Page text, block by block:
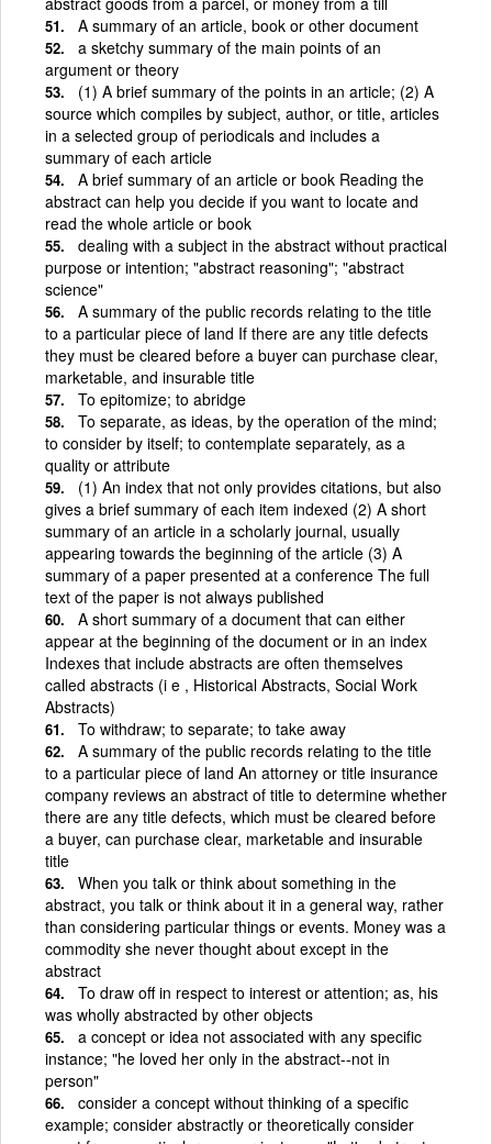
A summary of an article, book or other document
a sketchy summary of the main points of an
argument or theory
(1) A brief summary of the points in an article; (2) A
source which compiles by subject, author, or title, articles
in a selected group of periodicals and includes a
summary of each article
A brief summary of an article or book Reading the
abstract can help you decide if you want to locate and
read the whole article or book
dealing with a subject in the abstract without practical
purpose or intention; "abstract reasoning"; "abstract
science"
A summary of the public records relating to the title
to a particular piece of land If there are any title defects
they must be cleared before a buyer can purchase clear,
marketable, and insurable title
To epitomize; to abridge
To separate, as ideas, by the operation of the mind;
to consider by itself; to contemplate separately, as a
quality or attribute
(1) An index that not only provides citations, but also
gives a brief summary of each item indexed (2) A short
summary of an article in a scholarly journal, usually
appearing towards the beginning of the article (3) A
summary of a paper presented at a conference The full
text of the paper is not always published
A short summary of a document that can either
appear at the beginning of the document or in an index
Indexes that include abstracts are often themselves
called abstracts (i e , Historical Abstracts, Social Work
Abstracts)
To withdraw; to separate; to take away
A summary of the public records relating to the title
to a particular piece of land An attorney or title insurance
company reviews an abstract of title to determine whether
there are any title defects, which must be cleared before
a buyer, can purchase clear, marketable and insurable
title
When you talk or think about something in the
abstract, you talk or think about it in a general way, rather
than considering particular things or events. Money was a
commodity she never thought about except in the
abstract
To draw off in respect to interest or attention; as, his
was wholly abstracted by other objects
a concept or idea not associated with any specific
instance; "he loved her only in the abstract--not in
person"
consider a concept without thinking of a specific
example; consider abstractly or theoretically consider